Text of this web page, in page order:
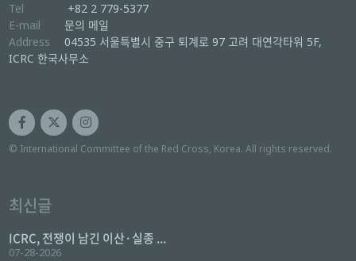
Tel
+82 2 779-5377
E-mail
문의 메일
Address
04535 서울특별시 중구 퇴계로 97 고려 대연각타워 5F,
ICRC 한국사무소
© International Committee of the Red Cross, Korea. All rights reserved.
최신글
ICRC, 전쟁이 남긴 이산·실종 ...
07-28-2026